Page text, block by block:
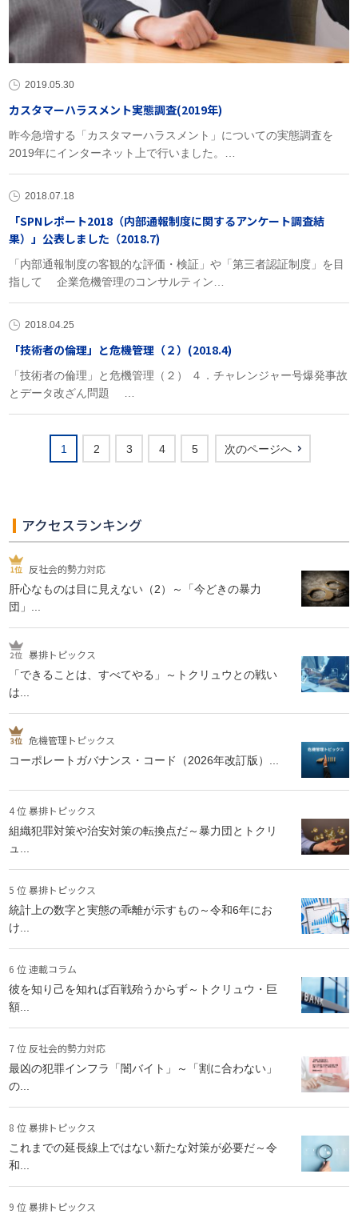
2019.05.30
カスタマーハラスメント実態調査(2019年)
昨今急増する「カスタマーハラスメント」についての実態調査を
2019年にインターネット上で行いました。…
2018.07.18
「SPNレポート2018（内部通報制度に関するアンケート調査結
果）」公表しました（2018.7)
「内部通報制度の客観的な評価・検証」や「第三者認証制度」を目
指して 企業危機管理のコンサルティン…
2018.04.25
「技術者の倫理」と危機管理（２）(2018.4)
「技術者の倫理」と危機管理（２） ４．チャレンジャー号爆発事故
とデータ改ざん問題 …
1 2 3 4 5 次のページへ
アクセスランキング
反社会的勢力対応
肝心なものは目に見えない（2）～「今どきの暴力
団」...
暴排トピックス
「できることは、すべてやる」～トクリュウとの戦い
は...
危機管理トピックス
コーポレートガバナンス・コード（2026年改訂版）...
4 位 暴排トピックス
組織犯罪対策や治安対策の転換点だ～暴力団とトクリ
ュ...
5 位 暴排トピックス
統計上の数字と実態の乖離が示すもの～令和6年にお
け...
6 位 連載コラム
彼を知り己を知れば百戦殆うからず～トクリュウ・巨
額...
7 位 反社会的勢力対応
最凶の犯罪インフラ「闇バイト」～「割に合わない」
の...
8 位 暴排トピックス
これまでの延長線上ではない新たな対策が必要だ～令
和...
9 位 暴排トピックス